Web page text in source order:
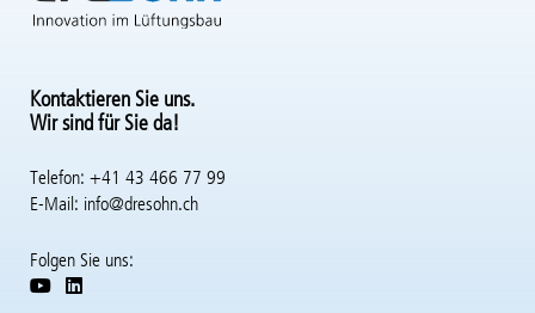
Kontaktieren Sie uns.
Wir sind für Sie da!
Telefon: +41 43 466 77 99
E-Mail: info@dresohn.ch
Folgen Sie uns: